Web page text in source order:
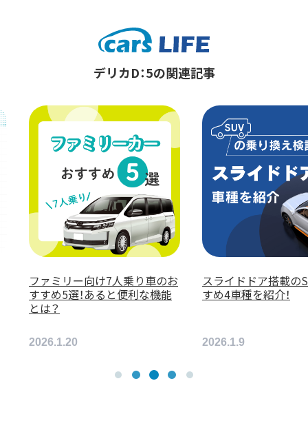
デリカD：5の関連記事
ドドア搭載のSUVおす
車種を紹介！
デリカD：5のリース料金が安い
のは？おすすめリース会社を紹